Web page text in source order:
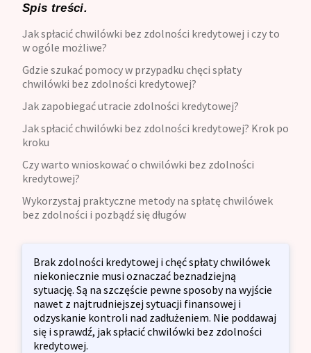
Spis treści.
Jak spłacić chwilówki bez zdolności kredytowej i czy to
w ogóle możliwe?
Gdzie szukać pomocy w przypadku chęci spłaty
chwilówki bez zdolności kredytowej?
Jak zapobiegać utracie zdolności kredytowej?
Jak spłacić chwilówki bez zdolności kredytowej? Krok po
kroku
Czy warto wnioskować o chwilówki bez zdolności
kredytowej?
Wykorzystaj praktyczne metody na spłatę chwilówek
bez zdolności i pozbądź się długów
Brak zdolności kredytowej i chęć spłaty chwilówek
niekoniecznie musi oznaczać beznadziejną
sytuację. Są na szczęście pewne sposoby na wyjście
nawet z najtrudniejszej sytuacji finansowej i
odzyskanie kontroli nad zadłużeniem. Nie poddawaj
się i sprawdź, jak spłacić chwilówki bez zdolności
kredytowej.